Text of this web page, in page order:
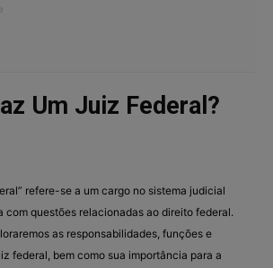
Um Juiz Federal?
refere-se a um cargo no sistema judicial
com questões relacionadas ao direito federal.
as responsabilidades, funções e
federal, bem como sua importância para a